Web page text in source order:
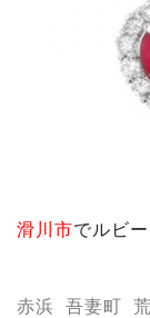
滑川市でルビ
赤浜 吾妻町